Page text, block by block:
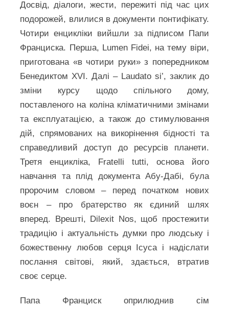
Досвід, діалоги, жести, пережиті під час цих
подорожей, влилися в документи понтифікату.
Чотири енцикліки вийшли за підписом Папи
Франциска. Перша, Lumen Fidei, на тему віри,
приготована «в чотири руки» з попередником
Бенедиктом XVI. Далі – Laudato si’, заклик до
зміни курсу щодо спільного дому,
поставленого на коліна кліматичними змінами
та експлуатацією, а також до стимулювання
дій, спрямованих на викорінення бідності та
справедливий доступ до ресурсів планети.
Третя енцикліка, Fratelli tutti, основа його
навчання та плід документа Абу-Дабі, була
пророчим словом – перед початком нових
воєн – про братерство як єдиний шлях
вперед. Врешті, Dilexit Nos, щоб простежити
традицію і актуальність думки про людську і
божественну любов серця Ісуса і надіслати
послання світові, який, здається, втратив
своє серце.
Папа Франциск оприлюднив сім